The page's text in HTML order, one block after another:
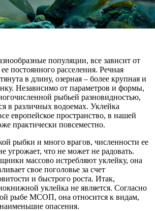
популяции, все зависит от
постоянного расселения. Речная
в длину, озерная – более крупная и
Независимо от параметров и формы,
рыбьей разновидностью,
в различных водоемах. Уклейка
европейское пространство, в нашей
практически повсеместно.
рыбки и много врагов, численности ее
угрожает, что не может не радовать.
массово истребляют уклейку, она
свое поголовье за счет
и быстрого роста. Итак,
уклейка не является. Согласно
рыбе МСОП, она относится к видам,
опасения.